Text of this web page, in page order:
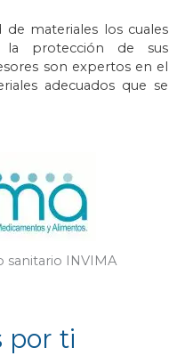
materiales los cuales
la protección de sus
son expertos en el
adecuados que se
INVIMA
por ti